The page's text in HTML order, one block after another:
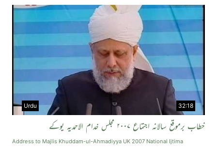
32:18
Urdu
خطاب برموقع سالانہ اجتماع ۲۰۰۷ مجلس خدام الاحمدیہ یوکے
Address to Majlis Khuddam-ul-Ahmadiyya UK 2007 National Ijtima